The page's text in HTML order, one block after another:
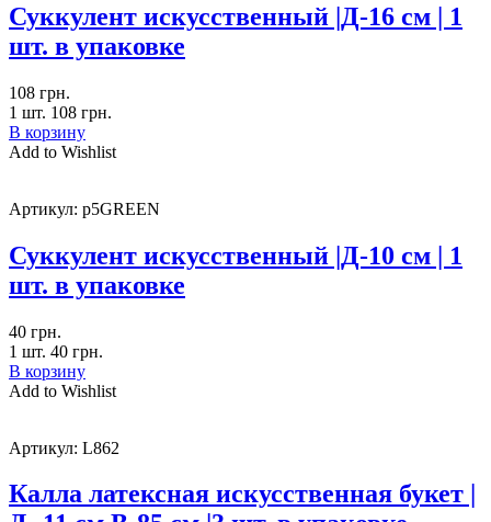
Суккулент искусственный |Д-16 см | 1
шт. в упаковке
108 грн.
1 шт. 108 грн.
В корзину
Add to Wishlist
Артикул: p5GREEN
Суккулент искусственный |Д-10 см | 1
шт. в упаковке
40 грн.
1 шт. 40 грн.
В корзину
Add to Wishlist
Артикул: L862
Калла латексная искусственная букет |